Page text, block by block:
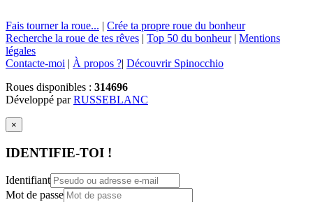
Fais tourner la roue... | Crée ta propre roue du bonheur
Recherche la roue de tes rêves | Top 50 du bonheur| Mentions
légales
Contacte-moi | À propos ?| Découvrir Spinocchio
Roues disponibles : 314696
Développé parRUSSEBLANC
×
IDENTIFIE-TOI !
Identifiant
Mot de passe